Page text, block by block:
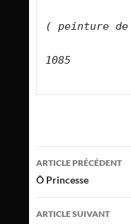
( peinture de
1085
Navigation
des
articles
ARTICLE PRÉCÉDENT
Ô Princesse
ARTICLE SUIVANT